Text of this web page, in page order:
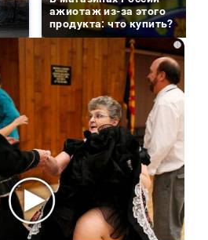
ажиотаж из-за этого
продукта: что купить?
i